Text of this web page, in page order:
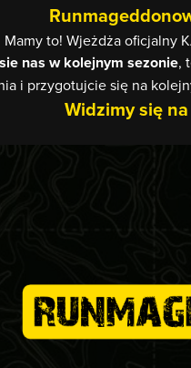
Mamy to! Wjeżdża oficjalny
nas w kolejnym sezonie,
i przygotujcie się na
Widzimy się